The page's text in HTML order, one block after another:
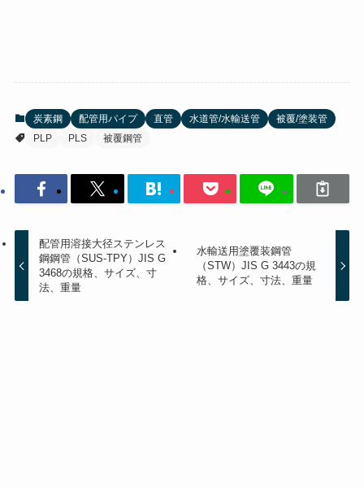
炭素鋼 配管用パイプ 直管 水道管/水輸送管
被覆/塗装管
PLP
PLS 被覆鋼管
配管用溶接大径ステンレス
鋼鋼管（SUS-TPY）JIS G
3468の規格、サイズ、寸
法、重量
水輸送用塗覆装鋼管
（STW）JIS G 3443の規
格、サイズ、寸法、重量